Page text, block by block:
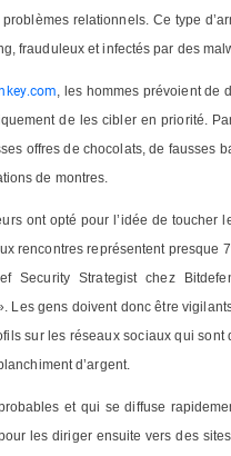
relationnels. Ce type
frauduleux et infectés par des
, les hommes prévoient de
de les cibler en priorité.
offres de chocolats, de fausses
de montres.
ont opté pour l’idée de toucher
rencontres représentent
Security Strategist chez
Les gens doivent donc être
sur les réseaux sociaux qui
d’argent.
et qui se diffuse
les diriger ensuite vers des